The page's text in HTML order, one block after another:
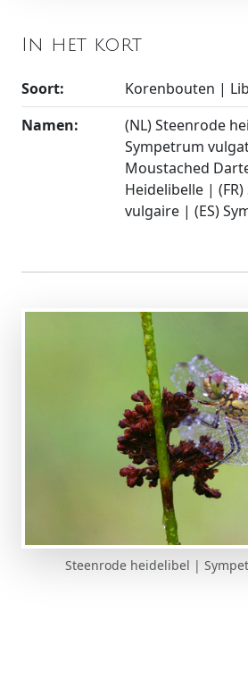
In het kort
Soort:
Korenbouten |
Namen:
(NL) Steenrode
Sympetrum
Moustached
Heidelibelle |
vulgaire | (ES)
Steenrode heidelibel |